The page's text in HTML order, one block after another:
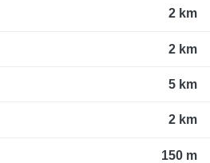
2 km
2 km
5 km
2 km
150 m